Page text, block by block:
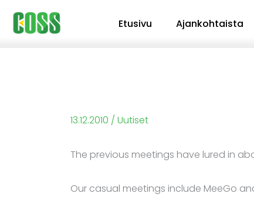
Siirry
sisältöön
Etusivu Ajankohtaista
13.12.2010 / Uutiset
The previous meetings have lured in
Our casual meetings include MeeGo